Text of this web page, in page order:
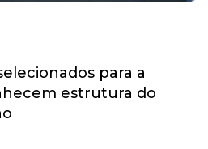
para a
estrutura do